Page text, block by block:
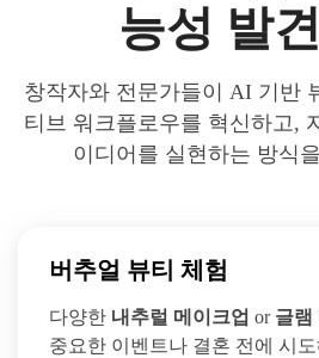
능성 발
창작자와 전문가들이 AI 기반
티브 워크플로우를 혁신하고,
이디어를 실현하는 방식
버추얼 뷰티 체험
다양한 내추럴 메이크업 or 글램
중요한 이벤트나 결혼 전에 시